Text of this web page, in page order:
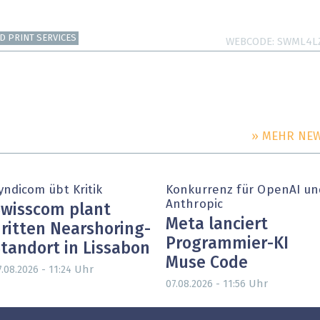
PRINT SERVICES WEBCODE
» MEHR
übt Kritik
plant
Nearshoring-
in Lissabon
- 11:24 Uhr
Konkurrenz für OpenAI
Anthropic
Meta lanciert
Programmier-KI
Muse Code
07.08.2026 - 11:56 Uhr